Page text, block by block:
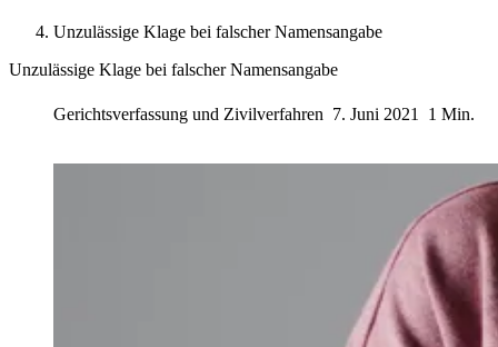
Unzulässige Klage bei falscher Namensangabe
Unzulässige Klage bei falscher Namensangabe
Gerichtsverfassung und Zivilverfahren 7. Juni 2021 1 Min.